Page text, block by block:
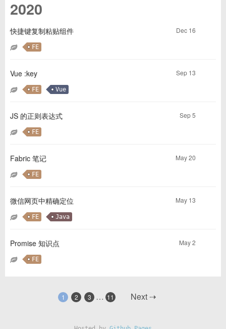
2020
Dec 16
快捷键复制粘贴组件
FE
Sep 13
Vue :key
FE Vue
Sep 5
JS 的正则表达式
FE
May 20
Fabric 笔记
FE
May 13
微信网页中精确定位
FE Java
May 2
Promise 知识点
FE
1 2 3 … 11 Next ⇢